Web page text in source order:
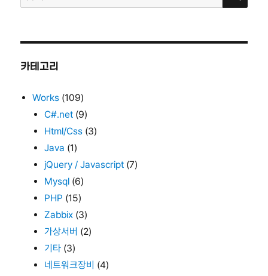
색:
카테고리
Works (109)
C#.net (9)
Html/Css (3)
Java (1)
jQuery / Javascript (7)
Mysql (6)
PHP (15)
Zabbix (3)
가상서버 (2)
기타 (3)
네트워크장비 (4)